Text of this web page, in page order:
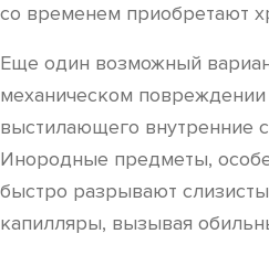
со временем приобретают
Еще один возможный
механическом повреждении
выстилающего внутренние
Инородные предметы,
быстро разрывают
капилляры, вызывая